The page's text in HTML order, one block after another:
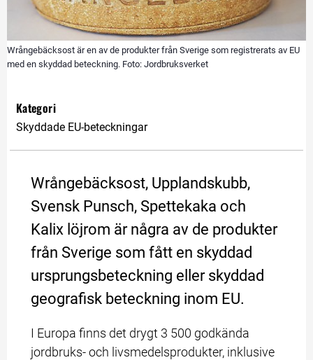
Wrångebäcksost är en av de produkter från Sverige som registrerats av EU
med en skyddad beteckning. Foto: Jordbruksverket
Kategori
Skyddade EU-beteckningar
Wrångebäcksost, Upplandskubb,
Svensk Punsch, Spettekaka och
Kalix löjrom är några av de produkter
från Sverige som fått en skyddad
ursprungsbeteckning eller skyddad
geografisk beteckning inom EU.
I Europa finns det drygt 3 500 godkända
jordbruks- och livsmedelsprodukter, inklusive